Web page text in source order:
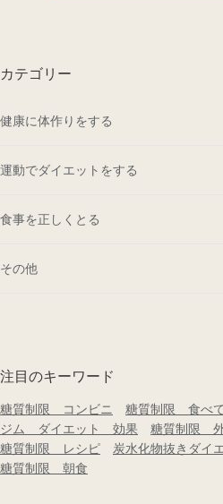
カテゴリー
健康に体作りをする
運動でダイエットをする
食事を正しくとる
その他
注目のキーワード
糖質制限 コンビニ 糖質制限 食べ
ジム ダイエット 効果
糖質制限
糖質制限 レシピ
炭水化物抜きダイ
糖質制限 朝食